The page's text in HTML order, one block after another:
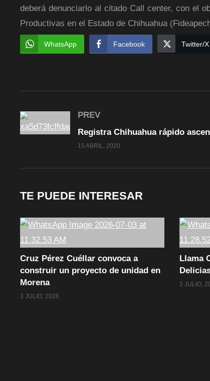
deberá denunciarlo al citado Call center, con el
Productivas en el Estado de Chihuahua
WhatsApp Facebook Twitter/X
PREV
15 ABRIL, 2020
TE PUEDE INTERESAR
Cruz Pérez Cuéllar convoca a
construir un proyecto de unidad en
Morena
3 JULIO, 2026
Llama
2 JULIO,